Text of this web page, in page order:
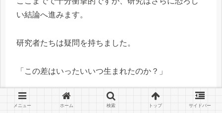
い結論へ進みます。
研究者たちは疑問を持ちました。
「この差はいったいいつ生まれたのか？」
20代の生活習慣？
メニュー ホーム 検索 トップ サイドバー